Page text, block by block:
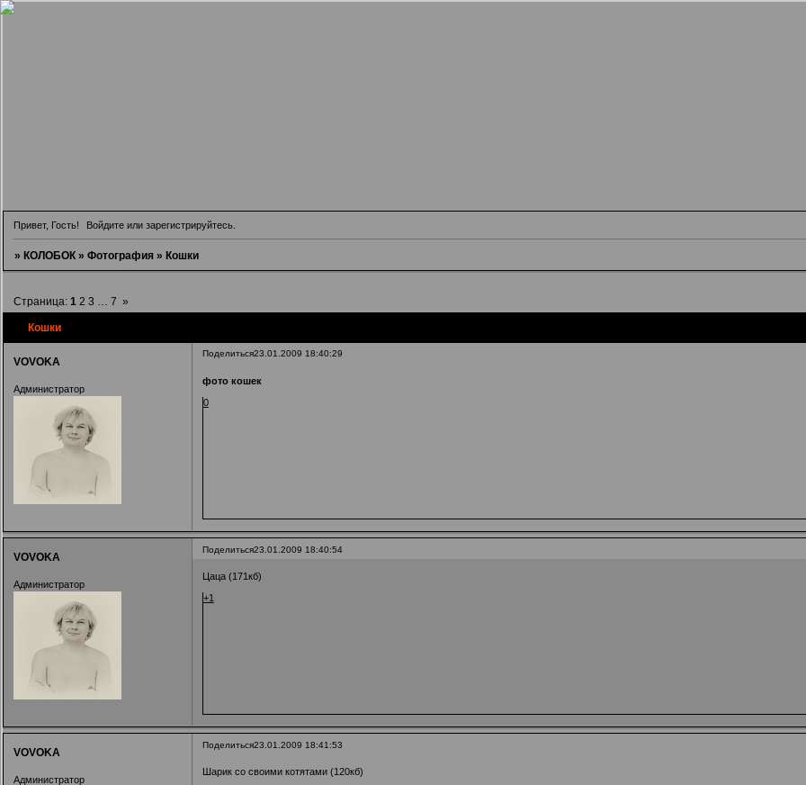
Привет, Гость! Войдите илизарегистрируйтесь
» КОЛОБОК » Фотография » Кошки
Кошки
Страница: 1 2 3 … 7 »
Поделиться23.01.2009 18:40:29
VOVOKA
Администратор
фото кошек
0
Поделиться23.01.2009 18:40:54
VOVOKA
Администратор
Цаца (171кб)
+1
Поделиться23.01.2009 18:41:53
VOVOKA
Администратор
Шарик со своими котятами (120кб)